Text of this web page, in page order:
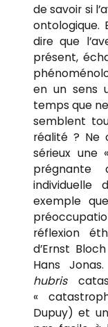
de savoir si
ontologique.
dire que
présent,
en un sens
temps que
semblent
réalité ? Ne
sérieux
exemple
réflexion
d’Ernst
Hans
hubris
«
Dupuy) et